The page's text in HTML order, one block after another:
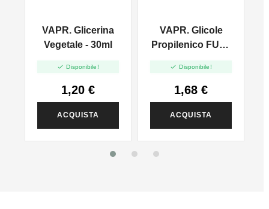
VAPR. Glicerina
Vegetale - 30ml
 Disponibile!
1,20 €
ACQUISTA
VAPR. Glicole
Propilenico FULL
 Disponibile!
1,68 €
ACQUISTA